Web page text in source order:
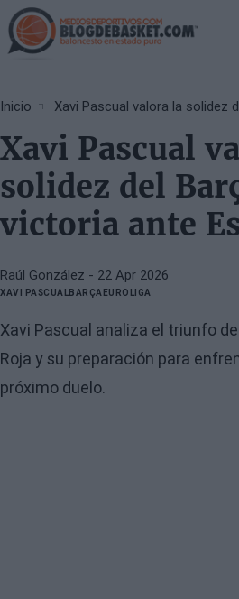
Skip
to
main
Breadcrumb
Inicio
Xavi Pascual
solidez del
victoria ante
Raúl González - 22 Apr 2026
XAVI PASCUALBARÇAEUROLIGA
Xavi Pascual analiza el triunfo
Roja y su preparación para
próximo duelo.